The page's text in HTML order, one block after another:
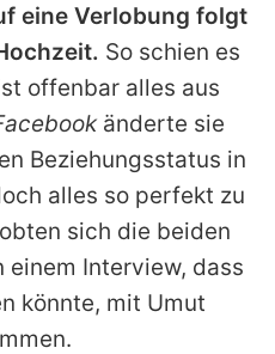
eine Verlobung folgt
So schien es
offenbar alles aus
änderte sie
Beziehungsstatus in
alles so perfekt zu
sich die beiden
einem Interview, dass
könnte, mit Umut